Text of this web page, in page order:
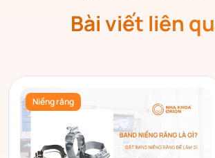
Bài viết liên
Niềng răng